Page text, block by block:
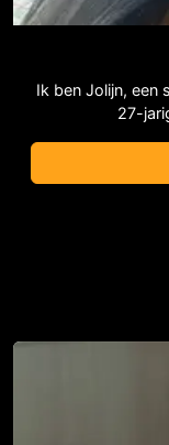
Ik ben Jolijn, een
27-